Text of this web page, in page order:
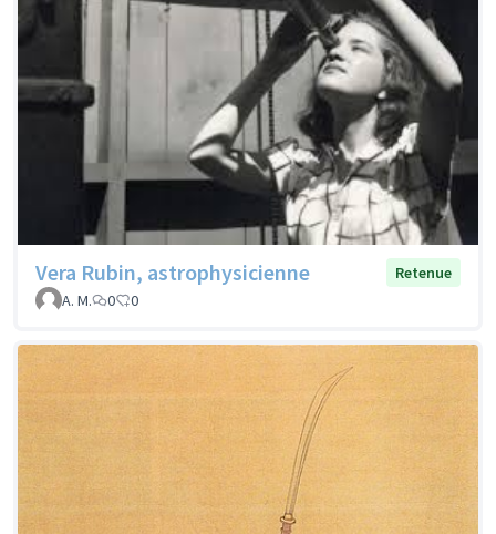
Vera Rubin, astrophysicienne
Retenue
A. M.
0 0